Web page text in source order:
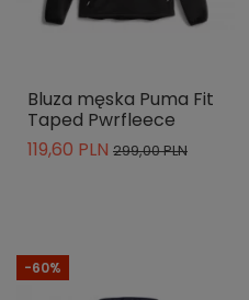
Bluza męska Puma Fit
Taped Pwrfleece
119,60 PLN 299,00 PLN
-60%